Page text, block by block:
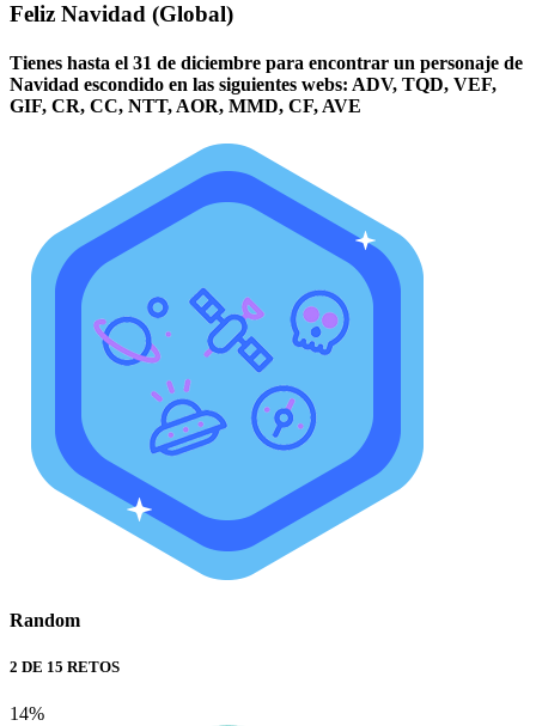
Feliz Navidad (Global)
Tienes hasta el 31 de diciembre para encontrar un personaje de
Navidad escondido en las siguientes webs: ADV, TQD, VEF,
GIF, CR, CC, NTT, AOR, MMD, CF, AVE
Random
2 DE 15 RETOS
14%